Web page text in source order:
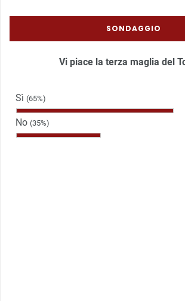
SONDAGGIO
Vi piace la terza maglia del
Sì (65%)
No (35%)